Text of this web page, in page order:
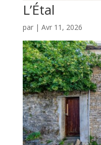
L’Étal
par | Avr 11, 2026